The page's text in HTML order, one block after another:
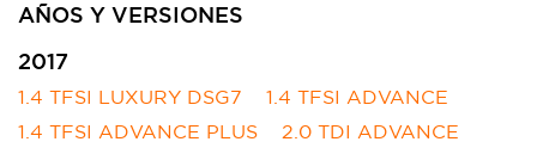
AÑOS Y VERSIONES
2017
1.4 TFSI LUXURY DSG7
1.4 TFSI ADVANCE
1.4 TFSI ADVANCE PLUS
2.0 TDI ADVANCE